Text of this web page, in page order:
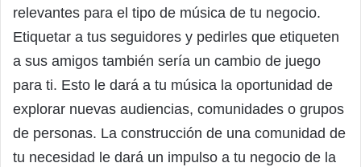
relevantes para el tipo de música de tu negocio.
Etiquetar a tus seguidores y pedirles que etiqueten
a sus amigos también sería un cambio de juego
para ti. Esto le dará a tu música la oportunidad de
explorar nuevas audiencias, comunidades o grupos
de personas. La construcción de una comunidad de
tu necesidad le dará un impulso a tu negocio de la